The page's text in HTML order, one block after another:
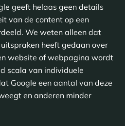
geeft helaas geen details
van de content op een
We weten alleen dat
heeft gedaan over
website of webpagina wordt
scala van individuele
Google een aantal van deze
en anderen minder